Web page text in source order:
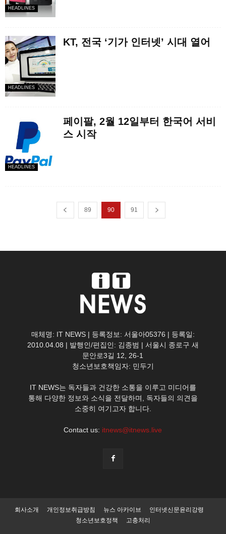
HEADLINES
HEADLINES
KT, 전국 ‘기가 인터넷’ 시대 열어
HEADLINES
페이팔, 2월 12일부터 한국어 서비
스 시작
89 90 91
매체명: IT NEWS | 등록정보: 서울아05376 | 등록일:
2010.04.08 | 발행인/편집인: 김종범 | 서울시 종로구 새
문안로3길 12, 26-1
청소년보호책임자: 민두기
IT NEWS는 독자들과 건강한 소통을 이루고 미디어를
통해 다양한 정보와 소식을 전달하며, 독자들의 의견을
소중히 여기고자 합니다.
Contact us: itnews@itnews.live
회사소개 개인정보취급방침 뉴스 아카이브
인터넷신문윤리강령
청소년보호정책
고충처리